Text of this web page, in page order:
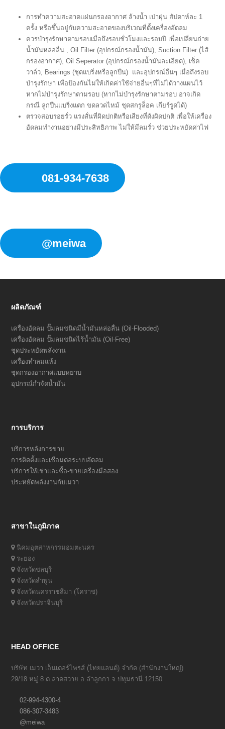
การทำความสะอาดแผ่นกรองอากาศ ล้างน้ำ เป่าฝุ่น สัปดาห์ละ 1
ครั้ง หรือขึ้นอยู่กับความสะอาดของบริเวณที่ตั้งเครื่องอัดลม
ควรบำรุงรักษาตามรอบเมื่อถึงรอบชั่วโมงและรอบปี เพื่อเปลี่ยนถ่าย
น้ำมันหล่อลื่น , Oil Filter (อุปกรณ์กรองน้ำมัน), Suction Filter (ไส้
กรองอากาศ), Oil Seperator (อุปกรณ์กรองน้ำมันละเอียด), เช็ค
วาล์ว, Bearings (ชุดแบริ่งหรือลูกปืน) และอุปกรณ์อื่นๆ เมื่อถึงรอบ
บำรุงรักษา เพื่อป้องกันไม่ให้เกิดค่าใช้จ่ายอื่นๆที่ไม่ได้วางแผนไว้
หากไม่บำรุงรักษาตามรอบ (หากไม่บำรุงรักษาตามรอบ อาจเกิด
กรณี ลูกปืนแบริ่งแตก ขดลวดไหม้ ชุดสกรูล็อค เกียร์รูดได้)
ตรวจสอบรอยรั่ว แรงสั่นที่ผิดปกติหรือเสียงที่ดังผิดปกติ เพื่อให้เครื่อง
อัดลมทำงานอย่างมีประสิทธิภาพ ไม่ให้มีลมรั่ว ช่วยประหยัดค่าไฟ
081-934-7638
@meiwa
ผลิตภัณฑ์
เครื่องอัดลม ปั๊มลมชนิดมีน้ำมันหล่อลื่น (Oil-Flooded)
เครื่องอัดลม ปั๊มลมชนิดไร้น้ำมัน (Oil-Free)
ชุดประหยัดพลังงาน
เครื่องทำลมแห้ง
ชุดกรองอากาศแบบหยาบ
อุปกรณ์กำจัดน้ำมัน
การบริการ
บริการหลังการขาย
การติดตั้งและเชื่อมต่อระบบอัดลม
บริการให้เช่าและซื้อ-ขายเครื่องมือสอง
ประหยัดพลังงานกับเมวา
สาขาในภูมิภาค
นิคมอุตสาหกรรมอมตะนคร
ระยอง
จังหวัดชลบุรี
จังหวัดลำพูน
จังหวัดนครราชสีมา (โคราช)
จังหวัดปราจีนบุรี
HEAD OFFICE
บริษัท เมวา เอ็นเตอร์ไพรส์ (ไทยแลนด์) จำกัด (สำนักงานใหญ่)
29/18 หมู่ 8 ต.ลาดสวาย อ.ลำลูกกา จ.ปทุมธานี 12150
02-994-4300-4
086-307-3483
@meiwa